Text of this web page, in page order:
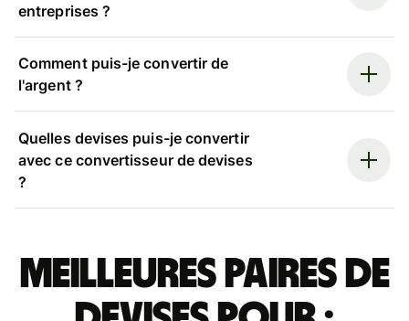
entreprises ?
Comment puis-je convertir de
l'argent ?
Quelles devises puis-je convertir
avec ce convertisseur de devises
?
Meilleures paires de